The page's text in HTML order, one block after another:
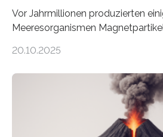
Vor Jahrmillionen produzierten
Meeresorganismen
Sedimenten zu finden sind. Nun ist
Domänen auf einem dieser
einer raffinierten Methode an der
Röntgenquelle zu kartieren. Ihre
diese Partikel es den Organismen
20.10.2025